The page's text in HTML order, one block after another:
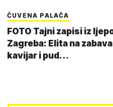
ČUVENA PALAČA
FOTO Tajni zapisi iz ljepotice
Zagreba: Elita na zabavama jela
kavijar i pud…